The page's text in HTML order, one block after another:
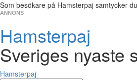
Som besökare på Hamsterpaj samtycker
ANNONS
Hamsterpaj
Sveriges nyaste
Hamsterpaj